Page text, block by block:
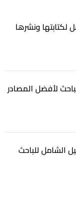
لكتابتها ونشرها
لأفضل المصادر
الشامل للباحث